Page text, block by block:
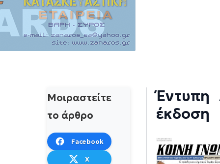
Μοιραστείτε
το άρθρο
Facebook
X
Έντυπη
έκδοση